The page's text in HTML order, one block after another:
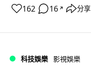
162 16 ↗ 分享
科技娛樂 影視娛樂